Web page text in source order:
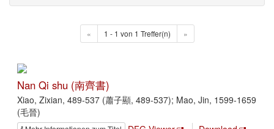
« 1 - 1 von 1 Treffer(n) »
Nan Qi shu (南齊書)
Xiao, Zixian, 489-537 (蕭子顯, 489-537); Mao, Jin, 1599-1659
(毛晉)